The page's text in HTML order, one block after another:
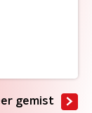
gemist